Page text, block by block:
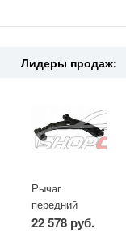
Лидеры продаж:
Рычаг
передний
правый Mazda
22 578 руб.